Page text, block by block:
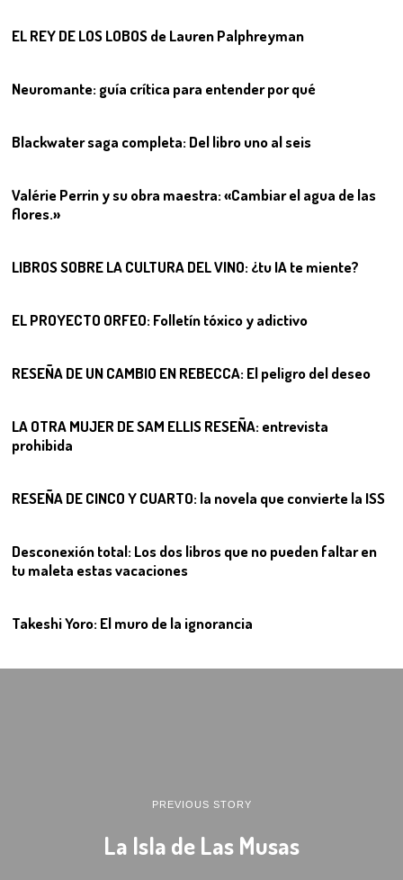
EL REY DE LOS LOBOS de Lauren Palphreyman
Neuromante: guía crítica para entender por qué
Blackwater saga completa: Del libro uno al seis
Valérie Perrin y su obra maestra: «Cambiar el agua de las
flores.»
LIBROS SOBRE LA CULTURA DEL VINO: ¿tu IA te miente?07
EL PROYECTO ORFEO: Folletín tóxico y adictivo
RESEÑA DE UN CAMBIO EN REBECCA: El peligro del deseo
09
LA OTRA MUJER DE SAM ELLIS RESEÑA: entrevista
prohibida
RESEÑA DE CINCO Y CUARTO: la novela que convierte la ISS
11
Desconexión total: Los dos libros que no pueden faltar en
tu maleta estas vacaciones
Takeshi Yoro: El muro de la ignorancia
PREVIOUS STORY
La Isla de Las Musas